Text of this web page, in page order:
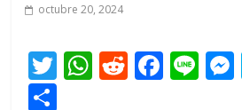
octubre 20, 2024
T W R F Li